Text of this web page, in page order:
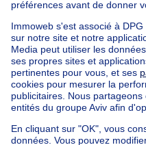
Bien exceptionnel à
Bungalow à
Château à vendre
Immeuble mixte à
Nos maisons
Maison à vendre France
Maison à vendre Italie
Maison à